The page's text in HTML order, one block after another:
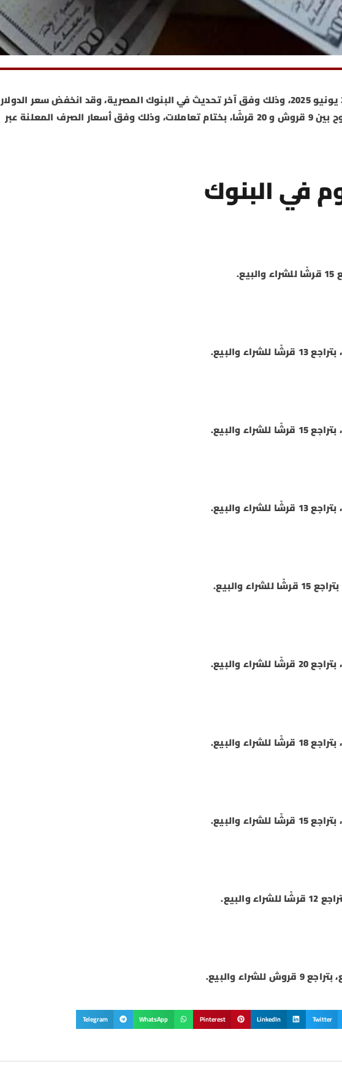
استقرت أسعار الدولار اليوم السبت 28 يونيو 2025، وذلك وفق آخر تحديث في البنوك المصرية، وقد انخفض سعر الدولار
مقابل الجنيه في 10 بنوك، بقيمة تتراوح بين 9 قروش و 20 قرشًا، بختام تعاملات، وذلك وفق أسعار الصرف المعلنة عبر
في البنوك
Twitter
LinkedIn
Pinterest
WhatsApp
Telegram